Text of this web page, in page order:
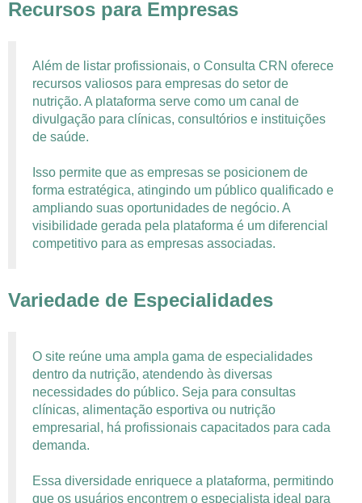
Recursos para Empresas
Além de listar profissionais, o Consulta CRN oferece
recursos valiosos para empresas do setor de
nutrição. A plataforma serve como um canal de
divulgação para clínicas, consultórios e instituições
de saúde.
Isso permite que as empresas se posicionem de
forma estratégica, atingindo um público qualificado e
ampliando suas oportunidades de negócio. A
visibilidade gerada pela plataforma é um diferencial
competitivo para as empresas associadas.
Variedade de Especialidades
O site reúne uma ampla gama de especialidades
dentro da nutrição, atendendo às diversas
necessidades do público. Seja para consultas
clínicas, alimentação esportiva ou nutrição
empresarial, há profissionais capacitados para cada
demanda.
Essa diversidade enriquece a plataforma, permitindo
que os usuários encontrem o especialista ideal para